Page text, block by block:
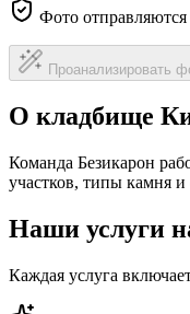
Фото отправляются
Проанализировать
О кладбище
Команда Безикарон
участков, типы камня
Наши услуги
Каждая услуга